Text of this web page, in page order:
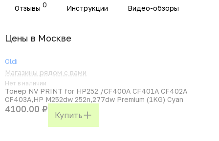
Отзывы 0 Инструкции Видео-обзоры
Цены в Москвe
Oldi
Магазины рядом с вами
Нет в наличии
Тонер NV PRINT for HP252 /CF400A CF401A CF402A
CF403A,HP M252dw 252n,277dw Premium (1KG) Cyan
4100.00 ₽
Купить